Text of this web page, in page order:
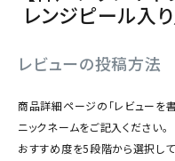
ようこそ ゲスト 様
お酒別オススメ
レンジピール入
レビューの投稿方法
商品詳細ページの「レビューを書
ニックネームをご記入ください。
おすすめ度を5段階から選択し